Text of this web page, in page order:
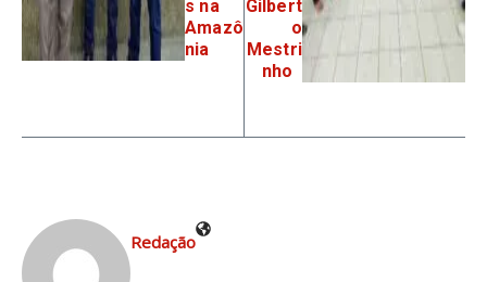
s na
Amazô
nia
Gilbert
o
Mestri
nho
Redação